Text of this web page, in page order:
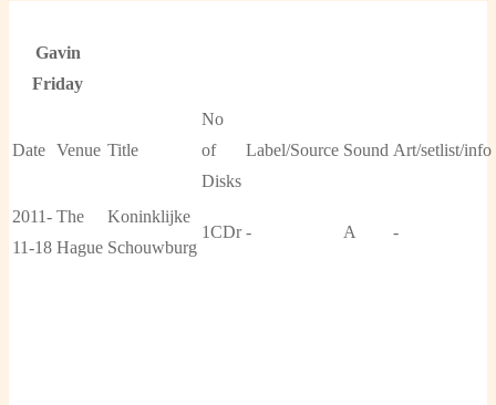
Gavin
Friday
Date Venue Title
No
of
Disks
Label/Source Sound Art/setlist/info
2011-
11-18
The
Hague
Koninklijke
Schouwburg
1CDr - A -